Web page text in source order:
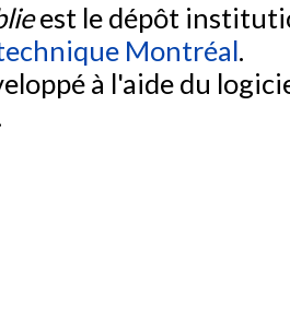
est le dépôt
Montréal.
à l'aide du